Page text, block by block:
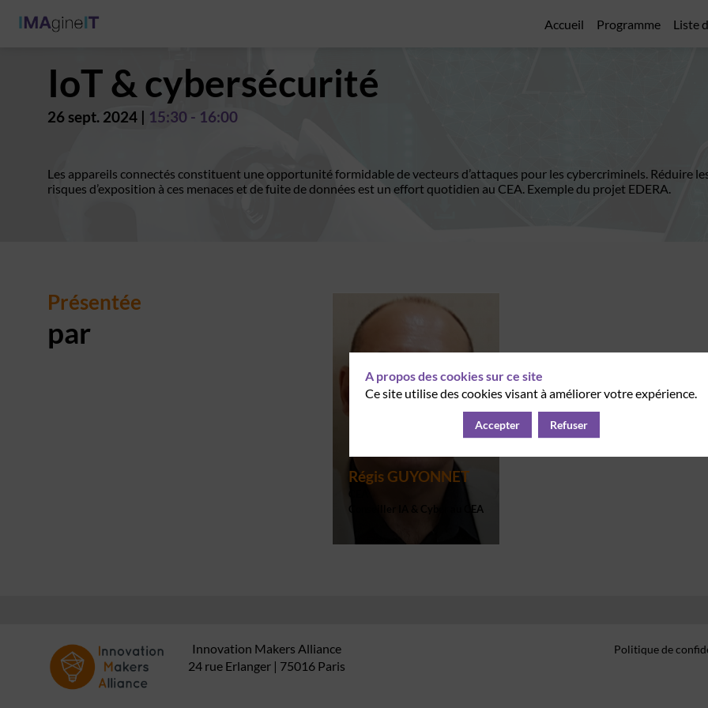
Accueil Programme Liste
IoT & cybersécurité
26 sept. 2024 15:30 - 16:00
Les appareils connectés constituent une opportunité formidable de vecteurs d’attaques pour les cybercriminels. Réduire
risques d’exposition à ces menaces et de fuite de données est un effort quotidien au CEA. Exemple du projet EDERA.
Présentée
par
Régis GUYONNET
Conseiller IA & Cyber au CEA
Innovation Makers Alliance
24 rue Erlanger | 75016 Paris
Politique de
A propos des cookies sur ce site
Ce site utilise des cookies visant à améliorer votre expérience.
Accepter Refuser